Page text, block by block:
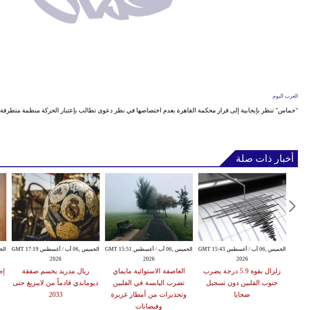
العرب اليوم
"حماس" تنظر بإيجابية إلى قرار محكمة القاهرة بعدم اختصاصها في نظر دعوى تطالب بإعتبار الحركة منظمة متطرفة
أخبار ذات صلة
الخميس ,06 آب / أغسطس GMT 17:19
2026
ريال مدريد يحسم صفقة
ديوماندي قادماً من لايبزيغ حتى
2033
الخميس ,06 آب / أغسطس GMT 15:51
2026
العاصفة الاستوائية مايماي
تضرب اليابسة في الفلبين
وتحذيرات من أمطار غزيرة
وفيضانات
الخميس ,06 آب / أغسطس GMT 15:43
2026
زلزال بقوة 5.9 درجة يضرب
جنوب الفلبين دون تسجيل
ضحايا